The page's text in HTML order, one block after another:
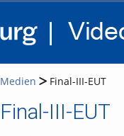
Medien Final-III-EUT
Final-III-EUT